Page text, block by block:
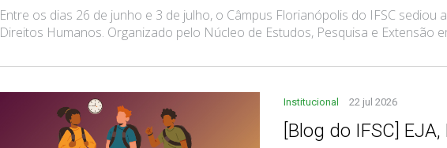
Entre os dias 26 de junho e 3 de julho, o Câmpus Florianópolis do IFSC sediou
Direitos Humanos. Organizado pelo Núcleo de Estudos, Pesquisa e Extensão
Institucional 22 jul 2026
[Blog do IFSC]